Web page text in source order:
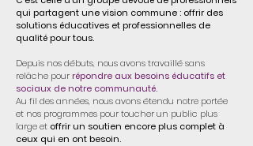
qui partagent une vision commune : offrir des
solutions éducatives et professionnelles de
qualité pour tous.
Depuis nos débuts, nous avons travaillé sans
relâche pour répondre aux besoins éducatifs et
sociaux de notre communauté.
Au fil des années, nous avons étendu notre portée
et nos programmes pour toucher un public plus
large et offrir un soutien encore plus complet à
ceux qui en ont besoin.